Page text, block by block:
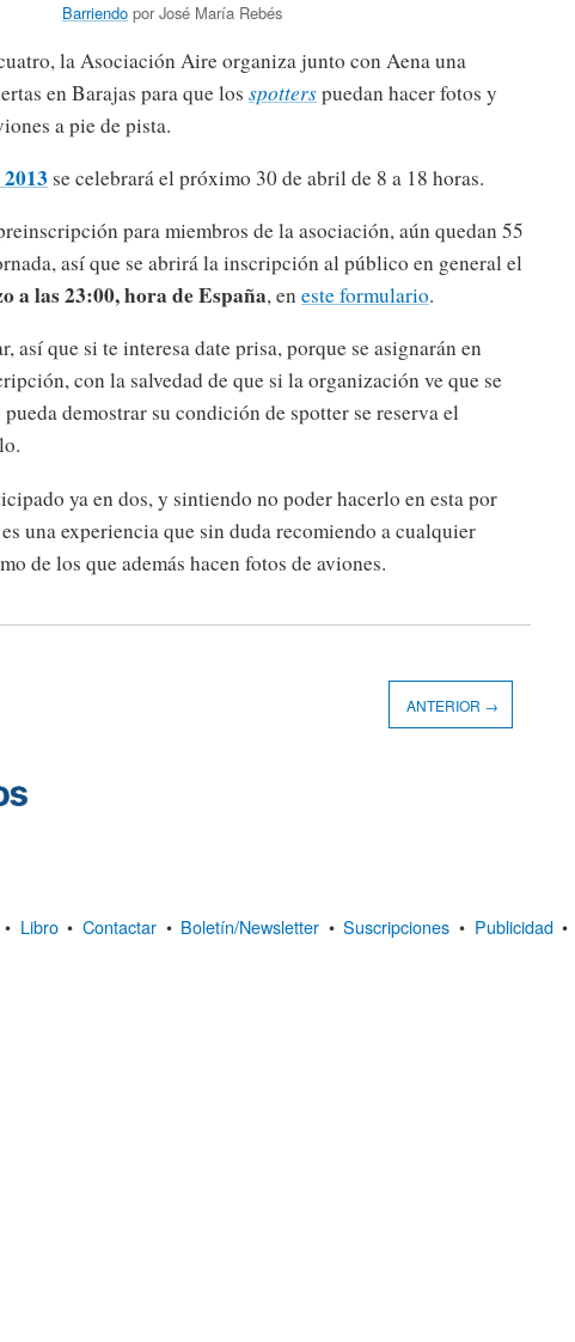
Barriendo por José María Rebés
la Asociación Aire organiza junto con Aena una
en Barajas para que los spotterspuedan hacer fotos y
a pie de pista.
se celebrará el próximo 30 de abril de 8 a 18 horas.
para miembros de la asociación, aún quedan 55
así que se abrirá la inscripción al público en general el
a las 23:00, hora de España, eneste formulario.
así que si te interesa date prisa, porque se asignarán en
con la salvedad de que si la organización ve que se
demostrar su condición de spotter se reserva el
ya en dos, y sintiendo no poder hacerlo en esta por
una experiencia que sin duda recomiendo a cualquier
de los que además hacen fotos de aviones.
ANTERIOR →
• Libro • Contactar • Boletín/Newsletter • Suscripciones • Publicidad •